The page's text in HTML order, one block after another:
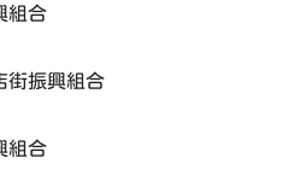
組合
街振興組合
組合